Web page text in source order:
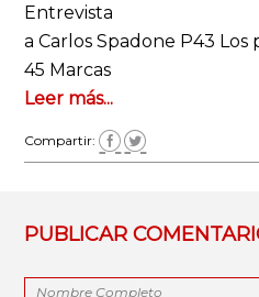
Entrevista
a Carlos Spadone P43 Los
45 Marcas
Leer más...
Compartir:
PUBLICAR